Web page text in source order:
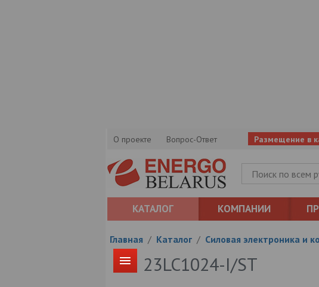
О проекте Вопрос-Ответ Размещение в
КАТАЛОГ КОМПАНИИ
Главная / Каталог / Силовая электроника и
23LC1024-I/ST